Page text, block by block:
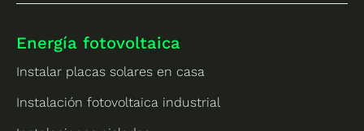
Energía fotovoltaica
Instalar placas solares en casa
Instalación fotovoltaica industrial